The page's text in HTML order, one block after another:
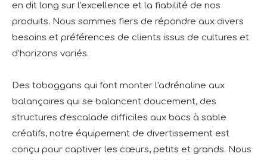
en dit long sur l'excellence et la fiabilité de nos
produits. Nous sommes fiers de répondre aux divers
besoins et préférences de clients issus de cultures et
d’horizons variés.
Des toboggans qui font monter l'adrénaline aux
balançoires qui se balancent doucement, des
structures d'escalade difficiles aux bacs à sable
créatifs, notre équipement de divertissement est
conçu pour captiver les cœurs, petits et grands. Nous